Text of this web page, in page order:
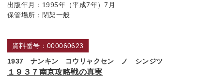
出版年月： 1995年（平成7年）7月
保管場所： 閉架一般
資料番号：000060623
1937 ナンキン コウリャクセン ノ シンジツ
１９３７南京攻略戦の真実